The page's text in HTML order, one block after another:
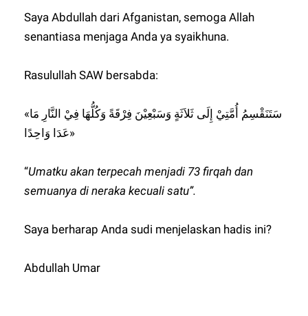
Saya Abdullah dari Afganistan, semoga Allah
senantiasa menjaga Anda ya syaikhuna.
Rasulullah SAW bersabda:
«سَتَنَقْسِمُ أُمَّتِيْ إِلَى ثَلاَثَةٍ وَسَبْعِيْنَ فِرْقَةً وَكُلُّهَا فِيْ النَّارِ مَا
عَدَا وَاحِدًا»
“Umatku akan terpecah menjadi 73 firqah dan
semuanya di neraka kecuali satu”.
Saya berharap Anda sudi menjelaskan hadis ini?
Abdullah Umar